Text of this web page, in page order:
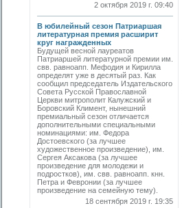
2 октября 2019 г. 09:40
В юбилейный сезон Патриаршая
литературная премия расширит
круг награжденных
Будущей весной лауреатов
Патриаршей литературной премии им.
свв. равноапп. Мефодия и Кирилла
определят уже в десятый раз. Как
сообщил председатель Издательского
Совета Русской Православной
Церкви митрополит Калужский и
Боровский Климент, нынешний
премиальный сезон отличается
дополнительными специальными
номинациями: им. Федора
Достоевского (за лучшее
художественное произведение), им.
Сергея Аксакова (за лучшее
произведение для молодежи и
подростков), им. свв. равноапп. кнн.
Петра и Февронии (за лучшее
произведение на семейную тему).
18 сентября 2019 г. 19:35